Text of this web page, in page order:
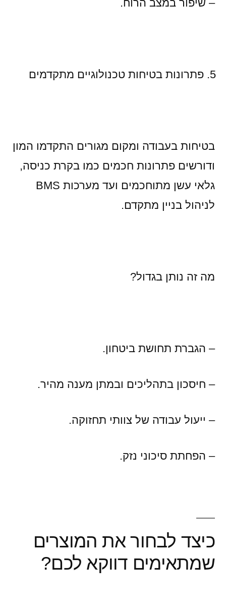
– שיפור במצב הרוח.
פתרונות בטיחות טכנולוגיים מתקדמים
בטיחות בעבודה ומקום מגורים התקדמו המון
ודורשים פתרונות חכמים כמו בקרת כניסה,
גלאי עשן מתוחכמים ועד מערכות BMS
לניהול בניין מתקדם.
מה זה נותן בגדול?
– הגברת תחושת ביטחון.
– חיסכון בתהליכים ובמתן מענה מהיר.
– ייעול עבודה של צוותי תחזוקה.
– הפחתת סיכוני נזק.
כיצד לבחור את המוצרים
שמתאימים דווקא לכם?